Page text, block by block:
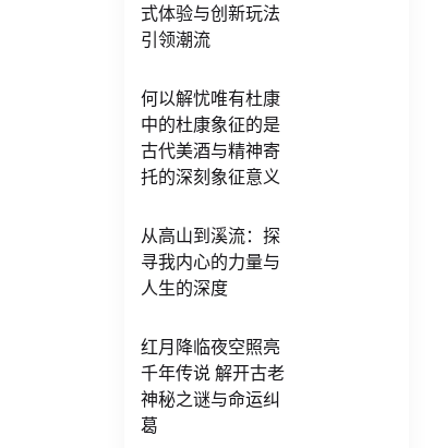
式体验与创新玩法
引领潮流
何以解忧唯有杜康
中的杜康象征的是
古代美酒与精神寄
托的深刻象征意义
从高山到溪流：探
寻我内心的力量与
人生的深度
红月降临夜空照亮
千年传说 解开古老
神秘之谜与命运纠
葛